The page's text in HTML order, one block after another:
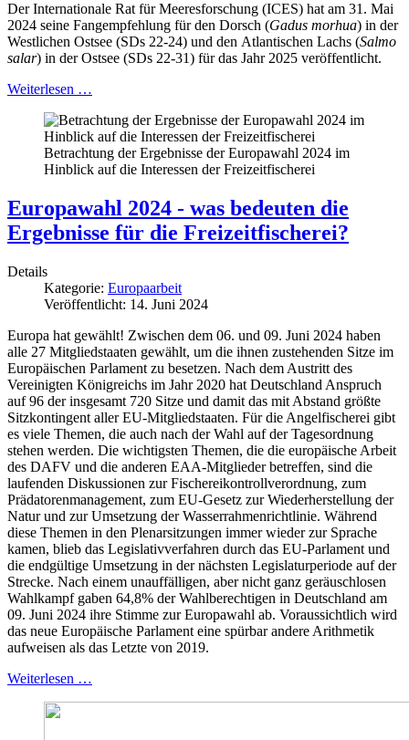
Der Internationale Rat für Meeresforschung (ICES) hat am 31. Mai
2024 seine Fangempfehlung für den Dorsch (Gadus morhua) in der
Westlichen Ostsee (SDs 22-24) und den Atlantischen Lachs (Salmo
salar) in der Ostsee (SDs 22-31) für das Jahr 2025 veröffentlicht.
Weiterlesen …
Betrachtung der Ergebnisse der Europawahl 2024 im
Hinblick auf die Interessen der Freizeitfischerei
Europawahl 2024 - was bedeuten die
Ergebnisse für die Freizeitfischerei?
Details
Kategorie: Europaarbeit
Veröffentlicht: 14. Juni 2024
Europa hat gewählt! Zwischen dem 06. und 09. Juni 2024 haben
alle 27 Mitgliedstaaten gewählt, um die ihnen zustehenden Sitze im
Europäischen Parlament zu besetzen. Nach dem Austritt des
Vereinigten Königreichs im Jahr 2020 hat Deutschland Anspruch
auf 96 der insgesamt 720 Sitze und damit das mit Abstand größte
Sitzkontingent aller EU-Mitgliedstaaten. Für die Angelfischerei gibt
es viele Themen, die auch nach der Wahl auf der Tagesordnung
stehen werden. Die wichtigsten Themen, die die europäische Arbeit
des DAFV und die anderen EAA-Mitglieder betreffen, sind die
laufenden Diskussionen zur Fischereikontrollverordnung, zum
Prädatorenmanagement, zum EU-Gesetz zur Wiederherstellung der
Natur und zur Umsetzung der Wasserrahmenrichtlinie. Während
diese Themen in den Plenarsitzungen immer wieder zur Sprache
kamen, blieb das Legislativverfahren durch das EU-Parlament und
die endgültige Umsetzung in der nächsten Legislaturperiode auf der
Strecke. Nach einem unauffälligen, aber nicht ganz geräuschlosen
Wahlkampf gaben 64,8% der Wahlberechtigen in Deutschland am
09. Juni 2024 ihre Stimme zur Europawahl ab. Voraussichtlich wird
das neue Europäische Parlament eine spürbar andere Arithmetik
aufweisen als das Letzte von 2019.
Weiterlesen …